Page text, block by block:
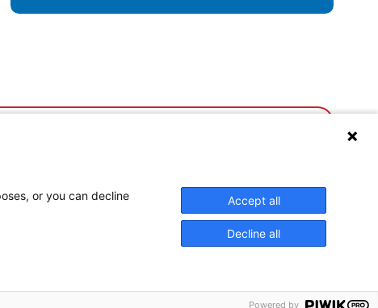
NASTĘPNY ARTYKUŁ
or you can decline
Accept all
Decline all
Powered by